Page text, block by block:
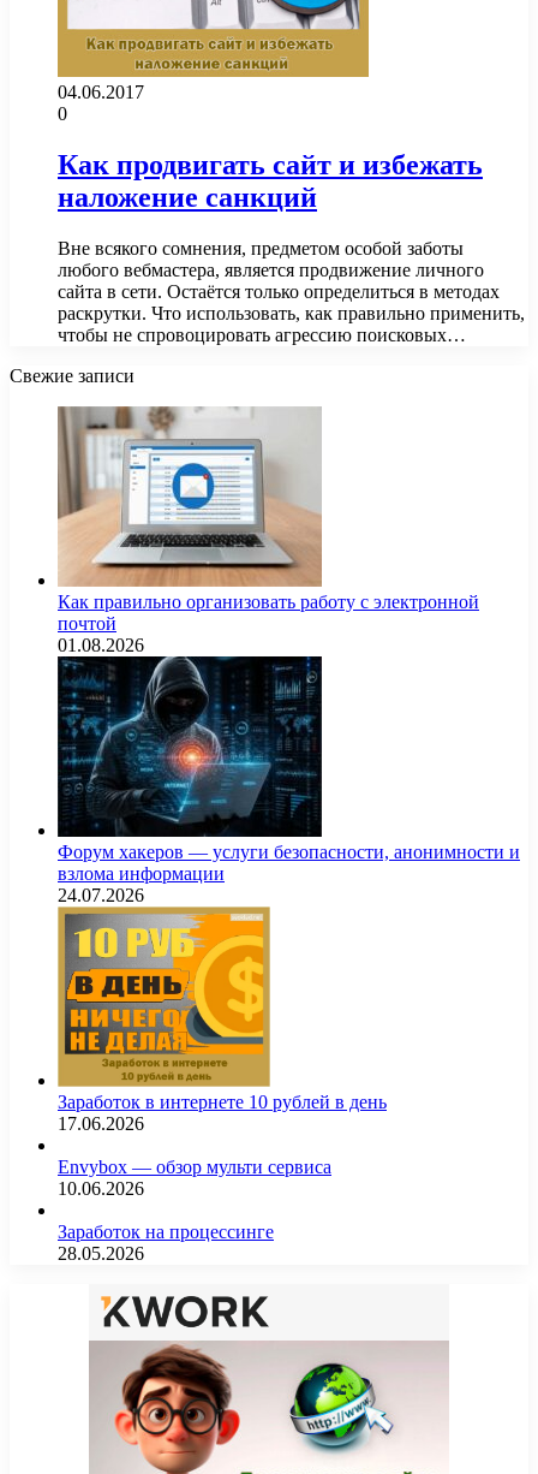
04.06.2017
0
Как продвигать сайт и избежать
наложение санкций
Вне всякого сомнения, предметом особой заботы
любого вебмастера, является продвижение личного
сайта в сети. Остаётся только определиться в методах
раскрутки. Что использовать, как правильно применить,
чтобы не спровоцировать агрессию поисковых…
Свежие записи
Как правильно организовать работу с электронной
почтой
01.08.2026
Форум хакеров — услуги безопасности, анонимности и
взлома информации
24.07.2026
Заработок в интернете 10 рублей в день
17.06.2026
Envybox — обзор мульти сервиса
10.06.2026
Заработок на процессинге
28.05.2026